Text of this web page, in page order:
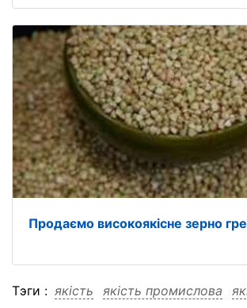
Продаємо високоякісне зерно
Тэги : якість якість промислова